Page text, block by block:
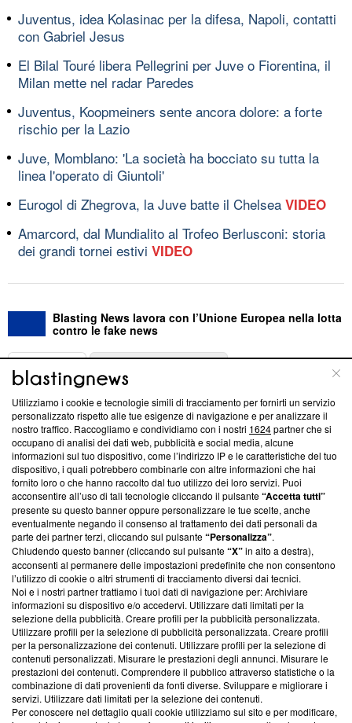
Juventus, idea Kolasinac per la difesa, Napoli, contatti
con Gabriel Jesus
El Bilal Touré libera Pellegrini per Juve o Fiorentina, il
Milan mette nel radar Paredes
Juventus, Koopmeiners sente ancora dolore: a forte
rischio per la Lazio
Juve, Momblano: 'La società ha bocciato su tutta la
linea l'operato di Giuntoli'
Eurogol di Zhegrova, la Juve batte il Chelsea VIDEO
Amarcord, dal Mundialito al Trofeo Berlusconi: storia
dei grandi tornei estivi VIDEO
Blasting News lavora con l’Unione Europea nella lotta
contro le fake news
ABOUT
Questa sezione offre informazioni trasparenti su Blasting
News, sui nostri processi editoriali e su come ci impegniamo a
creare news di qualità. Inoltre, afferma la nostra aderenza a
‘Trust Project - News with Integrity’Blasting News non è
ancora membro del programma, ma ha richiesto di farne
parte; Trust Project non ha ancora effettuato una verifica di
conformità agli standard.
Su di noi
Team editoriale
Corporate
Redazione
Informativa Privacy
Cookie Policy
Blasting SA, IDI CHE-247.845.224, Via Carlo Frasca, 3 - 6900
Utilizziamo i cookie e tecnologie simili di tracciamento per fornirti un servizio
personalizzato rispetto alle tue esigenze di navigazione e per analizzare il
nostro traffico. Raccogliamo e condividiamo con i nostri 1624partner che si
occupano di analisi dei dati web, pubblicità e social media, alcune
informazioni sul tuo dispositivo, come l’indirizzo IP e le caratteristiche del tuo
dispositivo, i quali potrebbero combinarle con altre informazioni che hai
fornito loro o che hanno raccolto dal tuo utilizzo dei loro servizi. Puoi
acconsentire all’uso di tali tecnologie cliccando il pulsante“Accetta tutti”
presente su questo banner oppure personalizzare le tue scelte, anche
eventualmente negando il consenso al trattamento dei dati personali da
parte dei partner terzi, cliccando sul pulsante“Personalizza”.
Chiudendo questo banner (cliccando sul pulsante“X”in alto a destra),
acconsenti al permanere delle impostazioni predefinite che non consentono
l’utilizzo di cookie o altri strumenti di tracciamento diversi dai tecnici.
Noi e i nostri partner trattiamo i tuoi dati di navigazione per: Archiviare
informazioni su dispositivo e/o accedervi. Utilizzare dati limitati per la
selezione della pubblicità. Creare profili per la pubblicità personalizzata.
Utilizzare profili per la selezione di pubblicità personalizzata. Creare profili
per la personalizzazione dei contenuti. Utilizzare profili per la selezione di
contenuti personalizzati. Misurare le prestazioni degli annunci. Misurare le
prestazioni dei contenuti. Comprendere il pubblico attraverso statistiche o la
combinazione di dati provenienti da fonti diverse. Sviluppare e migliorare i
servizi. Utilizzare dati limitati per la selezione dei contenuti.
Per conoscere nel dettaglio quali cookie utilizziamo sul sito e per modificare,